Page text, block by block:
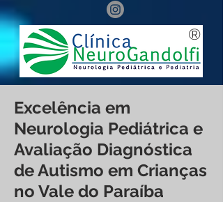
®
Excelência em
Neurologia Pediátrica e
Avaliação Diagnóstica
de Autismo em Crianças
no Vale do Paraíba